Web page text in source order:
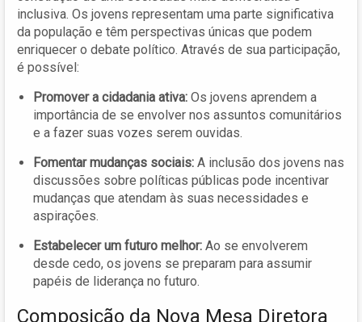
inclusiva. Os jovens representam uma parte significativa
da população e têm perspectivas únicas que podem
enriquecer o debate político. Através de sua participação,
é possível:
Promover a cidadania ativa: Os jovens aprendem a
importância de se envolver nos assuntos comunitários
e a fazer suas vozes serem ouvidas.
Fomentar mudanças sociais: A inclusão dos jovens nas
discussões sobre políticas públicas pode incentivar
mudanças que atendam às suas necessidades e
aspirações.
Estabelecer um futuro melhor: Ao se envolverem
desde cedo, os jovens se preparam para assumir
papéis de liderança no futuro.
Composição da Nova Mesa Diretora